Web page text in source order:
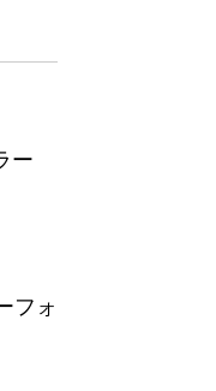
ー
フォ